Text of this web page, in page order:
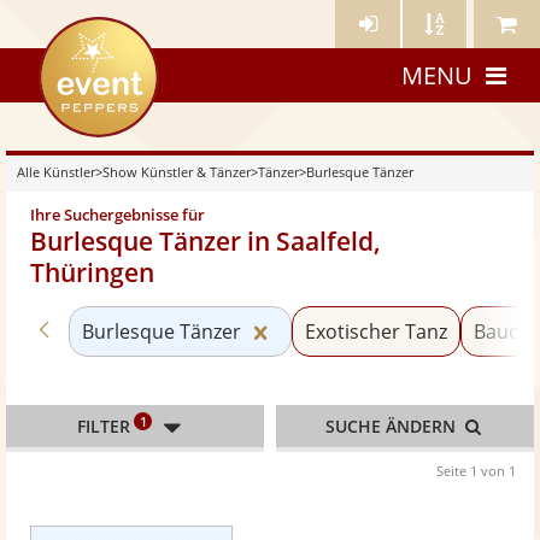
Künstler- Künstler Meine
eventpeppers
MENU
Alle Künstler>Show Künstler & Tänzer>Tänzer>Burlesque Tänzer
Ihre Suchergebnisse für
Burlesque Tänzer in Saalfeld,
Thüringen
Zurück zu «Tänzer»
Burlesque Tänzer Kategorie «Burlesque
Exotischer Tanz
FILTER 1 SUCHE ÄNDERN
Seite 1 von 1